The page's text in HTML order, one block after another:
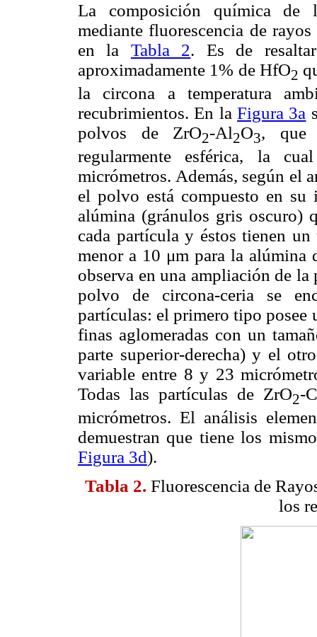
La composición química de
mediante fluorescencia de
en la Tabla 2. Es de
aproximadamente 1% de HfO2
la circona a temperatura
recubrimientos. En laFigura 3a
polvos de ZrO2-Al2O3, que
regularmente esférica, la
micrómetros. Además, según el
el polvo está compuesto en
alúmina (gránulos gris oscuro)
cada partícula y éstos tienen
menor a 10 μm para la alúmina
observa en una ampliación de
polvo de circona-ceria se
partículas: el primero tipo
finas aglomeradas con un
parte superior-derecha) y el
variable entre 8 y 23
Todas las partículas de ZrO2-
micrómetros. El análisis
demuestran que tiene los
Figura 3d).
Tabla 2. Fluorescencia de
los